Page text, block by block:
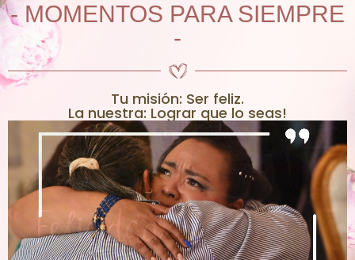
- MOMENTOS PARA SIEMPRE
-
Tu misión: Ser feliz.
La nuestra: Lograr que lo seas!